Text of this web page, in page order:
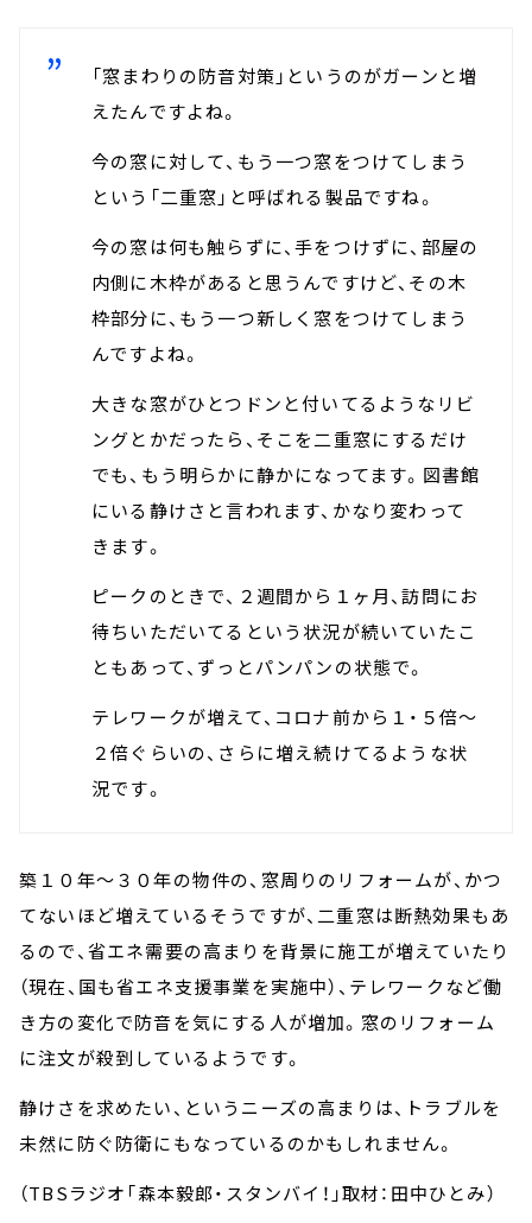
「窓まわりの防音対策」というのがガーンと増
えたんですよね。
今の窓に対して、もう一つ窓をつけてしまう
という「二重窓」と呼ばれる製品ですね。
今の窓は何も触らずに、手をつけずに、部屋の
内側に木枠があると思うんですけど、その木
枠部分に、もう一つ新しく窓をつけてしまう
んですよね。
大きな窓がひとつドンと付いてるようなリビ
ングとかだったら、そこを二重窓にするだけ
でも、もう明らかに静かになってます。図書館
にいる静けさと言われます、かなり変わって
きます。
ピークのときで、２週間から１ヶ月、訪問にお
待ちいただいてるという状況が続いていたこ
ともあって、ずっとパンパンの状態で。
テレワークが増えて、コロナ前から１・５倍～
２倍ぐらいの、さらに増え続けてるような状
況です。
築１０年～３０年の物件の、窓周りのリフォームが、かつ
てないほど増えているそうですが、二重窓は断熱効果もあ
るので、省エネ需要の高まりを背景に施工が増えていたり
（現在、国も省エネ支援事業を実施中）、テレワークなど働
き方の変化で防音を気にする人が増加。窓のリフォーム
に注文が殺到しているようです。
静けさを求めたい、というニーズの高まりは、トラブルを
未然に防ぐ防衛にもなっているのかもしれません。
（TBSラジオ「森本毅郎・スタンバイ！」取材：田中ひとみ）